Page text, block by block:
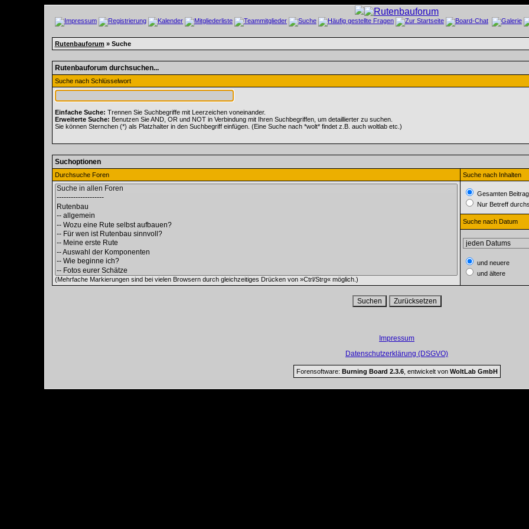
Rutenbauforum » Suche
Rutenbauforum durchsuchen...
Suche nach Schlüsselwort
Einfache Suche: Trennen Sie Suchbegriffe mit Leerzeichen voneinander.
Erweiterte Suche: Benutzen Sie AND, OR und NOT in Verbindung mit Ihren Suchbegriffen, um detaillierter zu suchen.
Sie können Sternchen (*) als Platzhalter in den Suchbegriff einfügen. (Eine Suche nach *wolt* findet z.B. auch woltlab etc.)
Suchoptionen
Durchsuche Foren Suche nach Inhalten
(Mehrfache Markierungen sind bei vielen Browsern durch gleichzeitiges Drücken von »Ctrl/Strg« möglich.)
Gesamten
Nur Betreff
Suche nach Datum
und neuere
und ältere
Impressum
Datenschutzerklärung (DSGVO)
Forensoftware: Burning Board 2.3.6, entwickelt von WoltLab GmbH